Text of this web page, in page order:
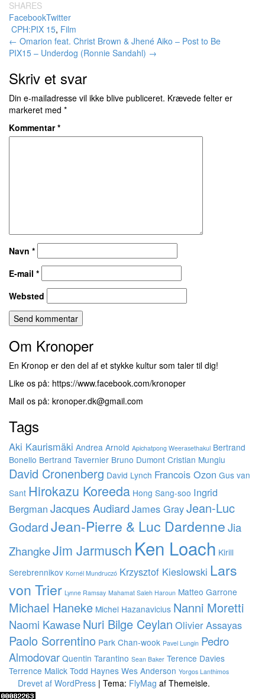
SHARES
FacebookTwitter
CPH:PIX 15, Film
Indlægsnavigation
← Omarion feat. Christ Brown & Jhené Aiko – Post to Be
PIX15 – Underdog (Ronnie Sandahl) →
Skriv et svar
Din e-mailadresse vil ikke blive publiceret. Krævede felter er
markeret med *
Kommentar*
Navn *
E-mail *
Websted
Om Kronoper
En Kronop er den del af et stykke kultur som taler til dig!
Like os på: https://www.facebook.com/kronoper
Mail os på: kronoper.dk@gmail.com
Tags
Aki Kaurismäki Andrea Arnold Apichatpong Weerasethakul Bertrand
Bonello Bertrand Tavernier Bruno Dumont Cristian Mungiu
David Cronenberg David Lynch Francois Ozon Gus van
Sant Hirokazu Koreeda Hong Sang-soo Ingrid
Bergman Jacques Audiard James GrayJean-Luc
GodardJean-Pierre & Luc DardenneJia
ZhangkeJim Jarmusch Ken Loach Kirill
Serebrennikov Kornél Mundruczó Krzysztof Kieslowski Lars
von Trier Lynne Ramsay Mahamat Saleh Haroun Matteo Garrone
Michael Haneke Michel Hazanavicius Nanni Moretti
Naomi KawaseNuri Bilge Ceylan Olivier Assayas
Paolo Sorrentino Park Chan-wook Pavel Lungin Pedro
Almodovar Quentin Tarantino Sean Baker Terence Davies
Terrence Malick Todd Haynes Wes Anderson Yorgos Lanthimos
Drevet af WordPress | Tema: FlyMag af Themeisle.